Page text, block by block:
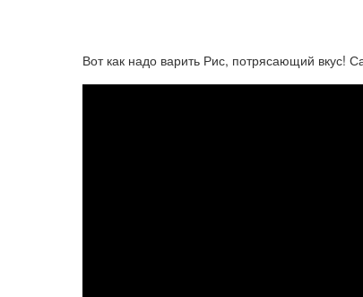
Вот как надо варить Рис, потрясающий вкус!